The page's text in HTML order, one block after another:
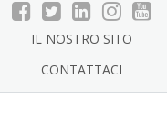
IL NOSTRO SITO
CONTATTACI